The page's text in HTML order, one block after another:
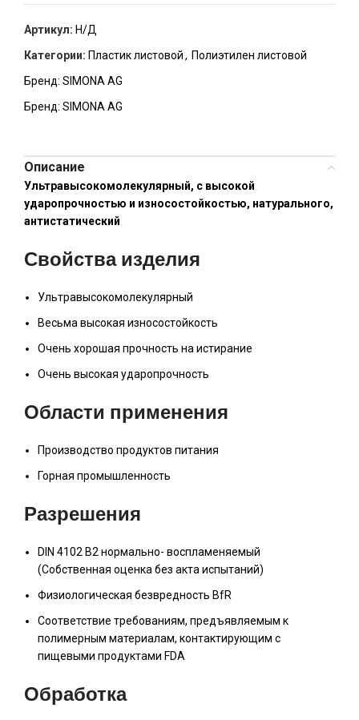
Артикул: Н/Д
Категории: Пластик листовой, Полиэтилен листовой
Бренд: SIMONA AG
Бренд: SIMONA AG
Описание
Ультравысокомолекулярный, с высокой
ударопрочностью и износостойкостью, натурального,
антистатический
Свойства изделия
Ультравысокомолекулярный
Весьма высокая износостойкость
Очень хорошая прочность на истирание
Очень высокая ударопрочность
Области применения
Производство продуктов питания
Горная промышленность
Разрешения
DIN 4102 B2 нормально- воспламеняемый
(Собственная оценка без акта испытаний)
Физиологическая безвредность BfR
Соответствие требованиям, предъявляемым к
полимерным материалам, контактирующим с
пищевыми продуктами FDA
Обработка